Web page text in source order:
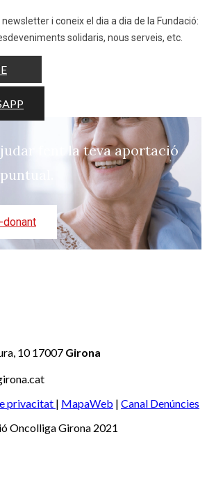
i coneix el dia a dia de la Fundació:
solidaris, nous serveis, etc.
fent la teva aportació
puntual.
10 17007 Girona
privacitat | MapaWeb | Canal Denúncies
Oncolliga Girona 2021